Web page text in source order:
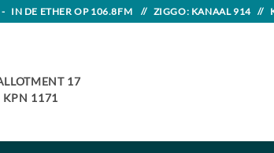
- IN DE ETHER OP 106.8FM // ZIGGO: KANAAL 914 //
17
KPN 1171